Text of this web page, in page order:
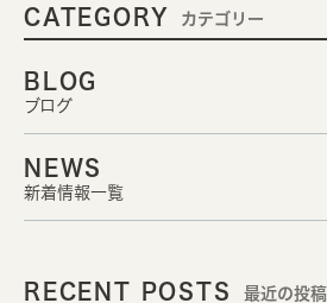
CATEGORY カテゴリー
BLOG
ブログ
NEWS
新着情報一覧
RECENT POSTS 最近の投稿